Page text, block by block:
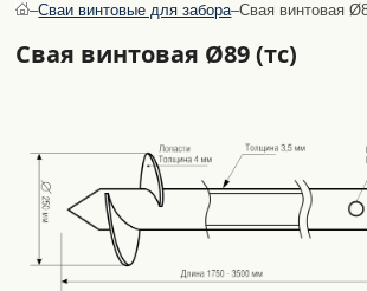
–Сваи винтовые для забора–Свая винтовая
Свая винтовая Ø89 (тс)